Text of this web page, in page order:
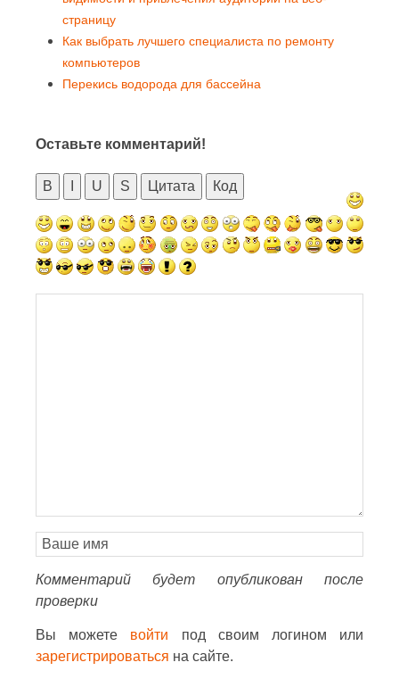
страницу
Как выбрать лучшего специалиста по ремонту
компьютеров
Перекись водорода для бассейна
Оставьте комментарий!
B U S Цитата Код
Комментарий будет опубликован после
проверки
Вы можете войти под своим логином или
зарегистрироваться на сайте.